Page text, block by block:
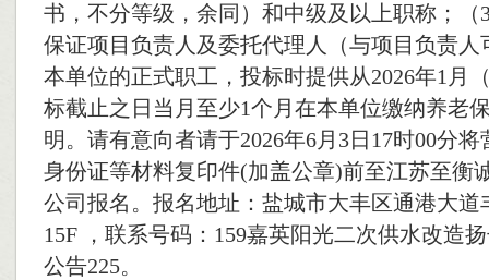
书，不分等级，余同）和中级及以上职称；（
保证项目负责人及委托代理人（与项目负责人
本单位的正式职工，投标时提供从2026年1月
标截止之日当月至少1个月在本单位缴纳养老
明。请有意向者请于2026年6月3日17时00分
身份证等材料复印件(加盖公章)前至江苏至衡
公司报名。报名地址：盐城市大丰区通港大道
15F ，联系号码：159嘉英阳光二次供水改造
公告225。